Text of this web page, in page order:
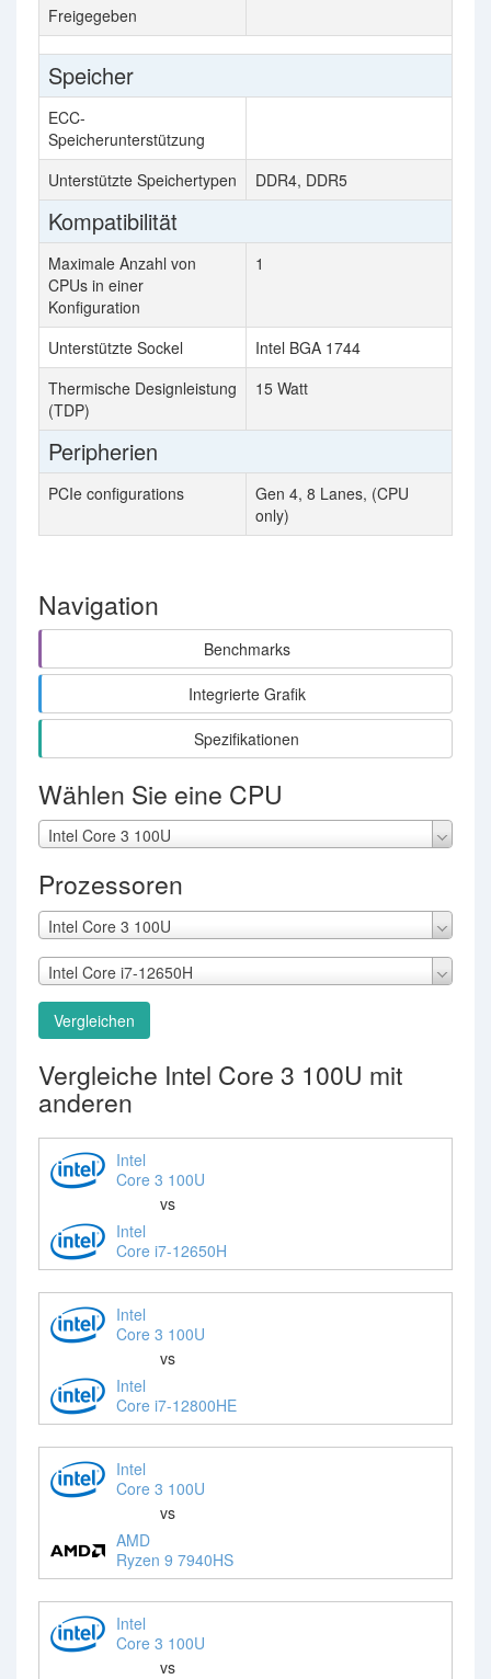
Freigegeben
Speicher
ECC-
Speicherunterstützung
Unterstützte Speichertypen
DDR4, DDR5
Kompatibilität
Maximale Anzahl von
CPUs in einer
Konfiguration
1
Unterstützte Sockel
Intel BGA 1744
Thermische Designleistung
(TDP)
15 Watt
Peripherien
PCIe configurations
Gen 4, 8 Lanes, (CPU
only)
Navigation
Benchmarks
Integrierte Grafik
Spezifikationen
Wählen Sie eine CPU
Intel Core 3 100U
Prozessoren
Intel Core 3 100U
Intel Core i7-12650H
Vergleichen
Vergleiche Intel Core 3 100U mit
anderen
Intel
Core 3 100U
vs
Intel
Core i7-12650H
Intel
Core 3 100U
vs
Intel
Core i7-12800HE
Intel
Core 3 100U
vs
AMD
Ryzen 9 7940HS
Intel
Core 3 100U
vs